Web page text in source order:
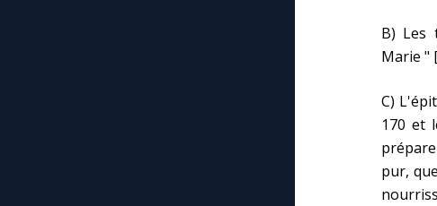
B) Les
Marie "
C)
170 et
pur,